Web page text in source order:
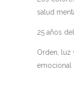
salud
25 años
Orden, luz
emocional